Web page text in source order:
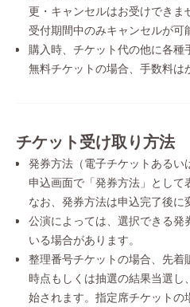
更・キャンセルはお受けでき
受付期間中のみキャンセルが可
購入時、チケット代の他に各
無料チケットの場合、手数料は
チケット受け取り方法
発券方法（電子チケットある
申込画面で「発券方法」として
なお、発券方法は申込完了後に
公演によっては、選択できる発
いる場合があります。
整理番号チケットの場合、先着
時点もしくは抽選の結果当選
始されます。指定席チケットの